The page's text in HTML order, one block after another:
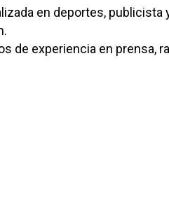
en deportes, publicista
de experiencia en prensa,